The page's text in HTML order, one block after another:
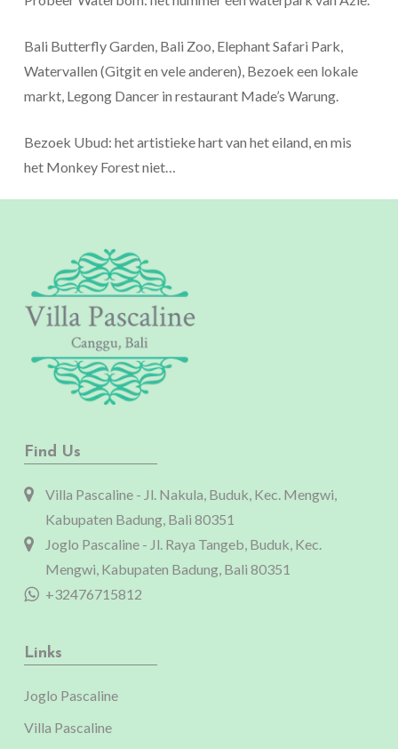
Bali Butterfly Garden, Bali Zoo, Elephant Safari Park,
Watervallen (Gitgit en vele anderen), Bezoek een lokale
markt, Legong Dancer in restaurant Made’s Warung.
Bezoek Ubud: het artistieke hart van het eiland, en mis
het Monkey Forest niet…
Find Us
Villa Pascaline - Jl. Nakula, Buduk, Kec. Mengwi,
Kabupaten Badung, Bali 80351
Joglo Pascaline - Jl. Raya Tangeb, Buduk, Kec.
Mengwi, Kabupaten Badung, Bali 80351
+32476715812
Links
Joglo Pascaline
Villa Pascaline